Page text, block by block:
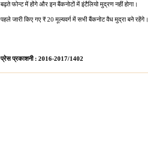
बढ़ते फोन्ट में होंगे और इन बैंकनोटों में इंटैलियो मुद्रण नहीं होगा।
पहले जारी किए गए ₹20 मूल्यवर्ग में सभी बैंकनोट वैध मुद्रा बने रहेंगे।
प्रेस प्रकाशनी : 2016-2017/1402